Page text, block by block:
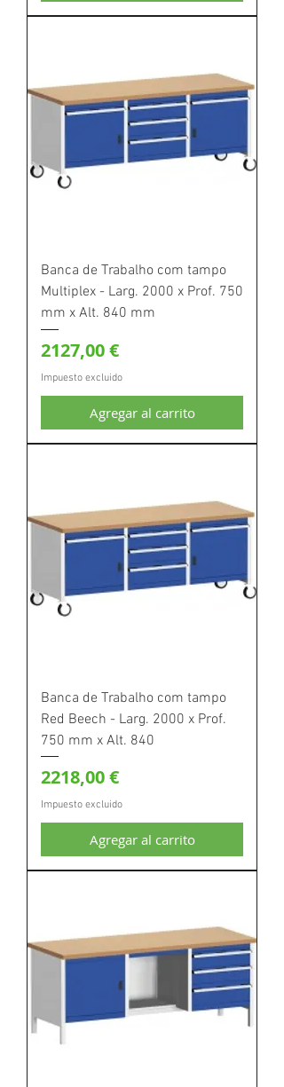
Banca de Trabalho com tampo
Multiplex - Larg. 2000 x Prof. 750
mm x Alt. 840 mm
Precio
2127,00 €
Impuesto excluido
Agregar al carrito
Banca de Trabalho com tampo
Red Beech - Larg. 2000 x Prof.
750 mm x Alt. 840
Precio
2218,00 €
Impuesto excluido
Agregar al carrito